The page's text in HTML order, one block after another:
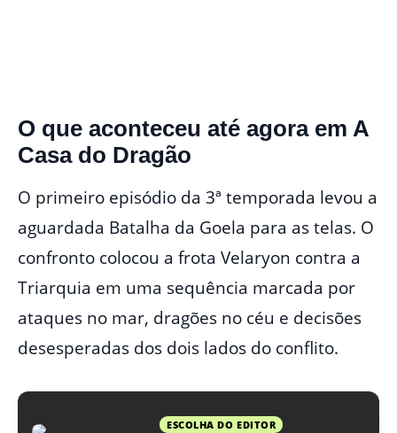
O que aconteceu até agora em A
Casa do Dragão
O primeiro episódio da 3ª temporada levou a
aguardada Batalha da Goela para as telas. O
confronto colocou a frota Velaryon contra a
Triarquia em uma sequência marcada por
ataques no mar, dragões no céu e decisões
desesperadas dos dois lados do conflito.
ESCOLHA DO EDITOR